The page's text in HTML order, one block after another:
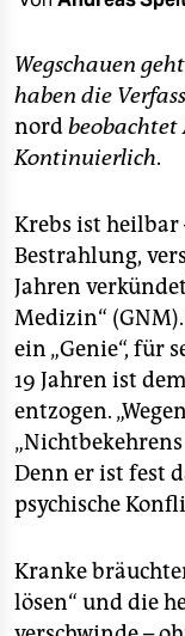
nord
wahrheit
verlag
verlag
veranstaltungen
shop
fragen & hilfe
unterstützen
abo
genossenschaft
Wegschauen
haben die
nordbeobachtet
Kontinuierlich.
Krebs ist heilbar
Bestrahlung,
Jahren
Medizin“
ein „Genie“, für
19 Jahren ist
entzogen.
Denn er ist fest
psychische
Kranke
lösen“ und die